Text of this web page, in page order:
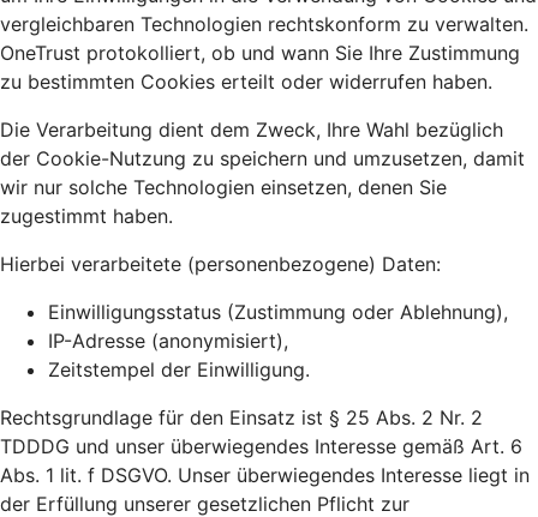
vergleichbaren Technologien rechtskonform zu verwalten.
OneTrust protokolliert, ob und wann Sie Ihre Zustimmung
zu bestimmten Cookies erteilt oder widerrufen haben.
Die Verarbeitung dient dem Zweck, Ihre Wahl bezüglich
der Cookie-Nutzung zu speichern und umzusetzen, damit
wir nur solche Technologien einsetzen, denen Sie
zugestimmt haben.
Hierbei verarbeitete (personenbezogene) Daten:
Einwilligungsstatus (Zustimmung oder Ablehnung),
IP-Adresse (anonymisiert),
Zeitstempel der Einwilligung.
Rechtsgrundlage für den Einsatz ist § 25 Abs. 2 Nr. 2
TDDDG und unser überwiegendes Interesse gemäß Art. 6
Abs. 1 lit. f DSGVO. Unser überwiegendes Interesse liegt in
der Erfüllung unserer gesetzlichen Pflicht zur